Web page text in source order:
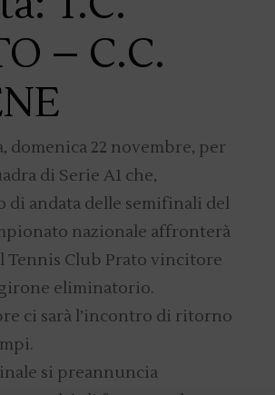
– C.C.
domenica 22 novembre, per
di Serie A1 che,
di andata delle semifinali del
nazionale affronterà
Tennis Club Prato vincitore
eliminatorio.
ci sarà l’incontro di ritorno
si preannuncia